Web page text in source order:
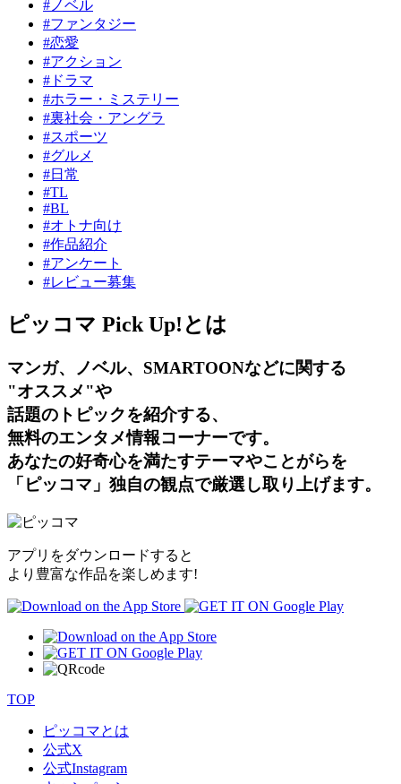
#ノベル
#ファンタジー
#恋愛
#アクション
#ドラマ
#ホラー・ミステリー
#裏社会・アングラ
#スポーツ
#グルメ
#日常
#TL
#BL
#オトナ向け
#作品紹介
#アンケート
#レビュー募集
ピッコマ Pick Up!とは
マンガ、ノベル、SMARTOONなどに関する
"オススメ"や
話題のトピックを紹介する、
無料のエンタメ情報コーナーです。
あなたの好奇心を満たすテーマやことがらを
「ピッコマ」独自の観点で厳選し取り上げます。
アプリをダウンロードすると
より豊富な作品を楽しめます!
TOP
ピッコマとは
公式X
公式Instagram